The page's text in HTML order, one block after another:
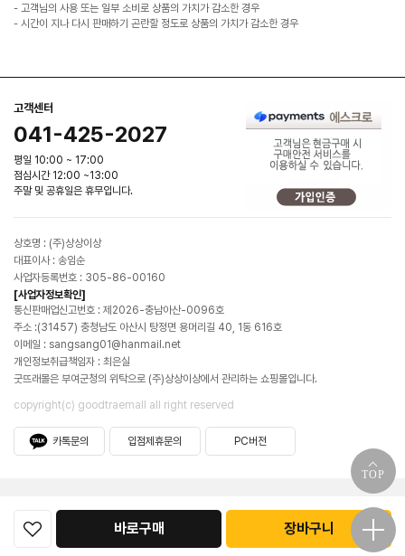
바로구매 장바구니
- 고객님의 사용 또는 일부 소비로 상품의 가치가 감소한 경우
- 시간이 지나 다시 판매하기 곤란할 정도로 상품의 가치가 감소한 경우
고객센터
041-425-2027
평일 10:00 ~ 17:00
점심시간 12:00 ~13:00
주말 및 공휴일은 휴무입니다.
상호명 : (주)상상이상
대표이사 : 송임순
사업자등록번호 : 305-86-00160
[사업자정보확인]
통신판매업신고번호 : 제2026-충남아산-0096호
주소 :(31457) 충청남도 아산시 탕정면 용머리길 40, 1동 616호
이메일 : sangsang01@hanmail.net
개인정보취급책임자 : 최은실
굿뜨래몰은 부여군청의 위탁으로 (주)상상이상에서 관리하는 쇼핑몰입니다.
copyright(c) goodtraemall all right reserved
카톡문의 입점제휴문의 PC버전
굿뜨래몰소개 개인정보처리방침
TOP